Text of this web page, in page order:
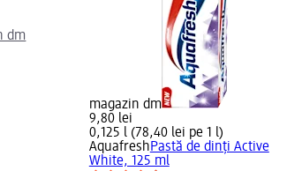
dm
magazin dm
9,80 lei
0,125 l (78,40 lei pe 1 l)
AquafreshPastă de dinți Active
White, 125 ml